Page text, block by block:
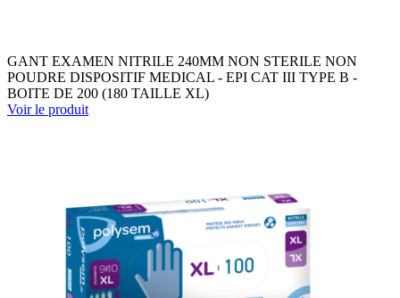
GANT EXAMEN NITRILE 240MM NON STERILE NON
POUDRE DISPOSITIF MEDICAL - EPI CAT III TYPE B -
BOITE DE 200 (180 TAILLE XL)
Voir le produit